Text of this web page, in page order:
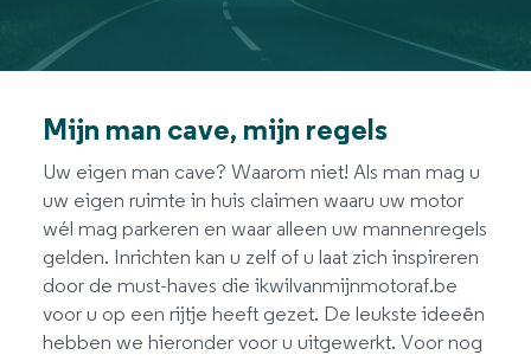
Mijn man cave, mijn regels
Uw eigen man cave? Waarom niet! Als man mag u
uw eigen ruimte in huis claimen waaru uw motor
wél mag parkeren en waar alleen uw mannenregels
gelden. Inrichten kan u zelf of u laat zich inspireren
door de must-haves die ikwilvanmijnmotoraf.be
voor u op een rijtje heeft gezet. De leukste ideeën
hebben we hieronder voor u uitgewerkt. Voor nog